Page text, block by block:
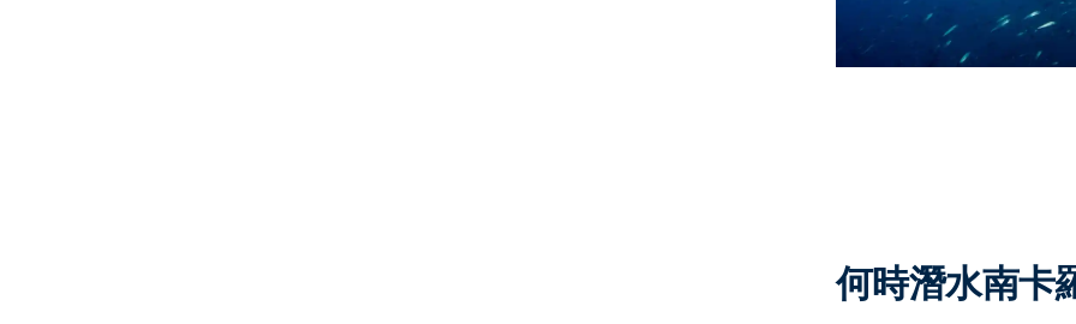
何時潛水南卡